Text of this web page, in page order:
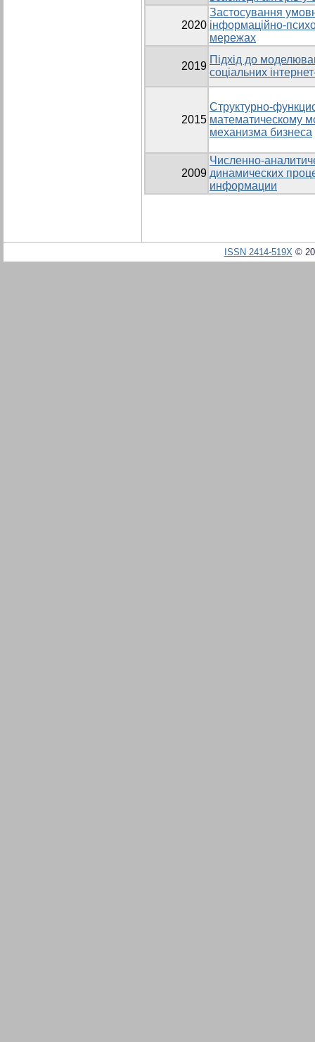
2020
Застосування
інформаційно-
мережах
2019
Підхід до
соціальних
2015
Структурно-
математическому
механизма бизнеса
2009
Численно-
динамических
информации
ISSN 2414-519X©